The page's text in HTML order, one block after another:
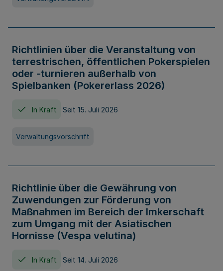
Richtlinien über die Veranstaltung von
terrestrischen, öffentlichen Pokerspielen
oder -turnieren außerhalb von
Spielbanken (Pokererlass 2026)
In Kraft Seit 15. Juli 2026
Verwaltungsvorschrift
Richtlinie über die Gewährung von
Zuwendungen zur Förderung von
Maßnahmen im Bereich der Imkerschaft
zum Umgang mit der Asiatischen
Hornisse (Vespa velutina)
In Kraft Seit 14. Juli 2026